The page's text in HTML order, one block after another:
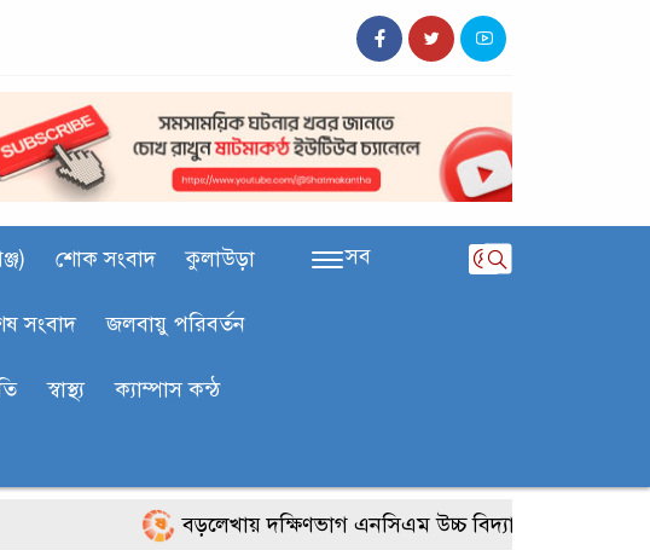
শোক সংবাদ কুলাউড়া
সংবাদ জলবায়ু পরিবর্তন
স্বাস্থ্য ক‍্যাম্পাস কন্ঠ
সব
বড়লেখায় দক্ষিণভাগ এনসিএম উচ্চ বিদ্যালয়ে জুলাই